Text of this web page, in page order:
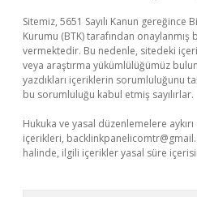
Sitemiz, 5651 Sayılı Kanun
Kurumu (BTK) tarafından onaylanmış
vermektedir. Bu nedenle, sitedeki
veya araştırma yükümlülüğümüz
yazdıkları içeriklerin sorumluluğunu
bu sorumluluğu kabul etmiş sayılırlar.
Hukuka ve yasal düzenlemelere
içerikleri,
halinde, ilgili içerikler yasal süre